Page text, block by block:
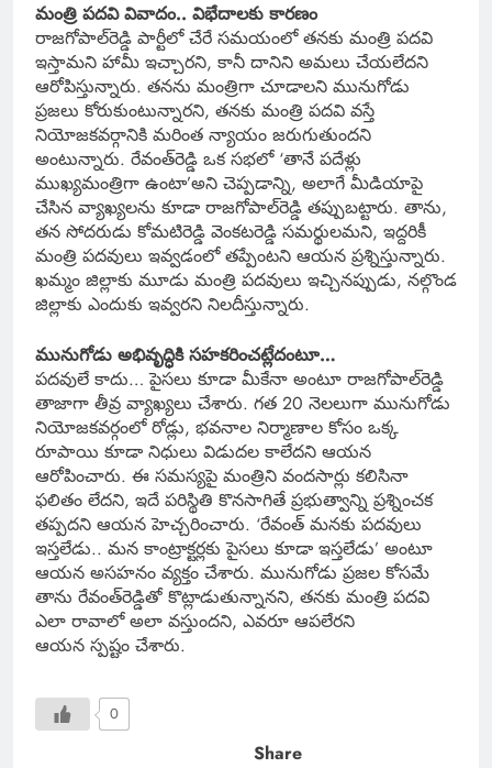
మంత్రి పదవి వివాదం.. విభేదాలకు కారణం
రాజగోపాల్‌రెడ్డి పార్టీలో చేరే సమయంలో తనకు మంత్రి పదవి
ఇస్తామని హామీ ఇచ్చారని, కానీ దానిని అమలు చేయలేదని
ఆరోపిస్తున్నారు. తనను మంత్రిగా చూడాలని మునుగోడు
ప్రజలు కోరుకుంటున్నారని, తనకు మంత్రి పదవి వస్తే
నియోజకవర్గానికి మరింత న్యాయం జరుగుతుందని
అంటున్నారు. రేవంత్‌రెడ్డి ఒక సభలో ‘తానే పదేళ్లు
ముఖ్యమంత్రిగా ఉంటా’అని చెప్పడాన్ని, అలాగే మీడియాపై
చేసిన వ్యాఖ్యలను కూడా రాజగోపాల్‌రెడ్డి తప్పుబట్టారు. తాను,
తన సోదరుడు కోమటిరెడ్డి వెంకటరెడ్డి సమర్థులమని, ఇద్దరికీ
మంత్రి పదవులు ఇవ్వడంలో తప్పేంటని ఆయన ప్రశ్నిస్తున్నారు.
ఖమ్మం జిల్లాకు మూడు మంత్రి పదవులు ఇచ్చినప్పుడు, నల్గొండ
జిల్లాకు ఎందుకు ఇవ్వరని నిలదీస్తున్నారు.
మునుగోడు అభివృద్ధికి సహకరించట్లేదంటూ…
పదవులే కాదు… పైసలు కూడా మీకేనా అంటూ రాజగోపాల్‌రెడ్డి
తాజాగా తీవ్ర వ్యాఖ్యలు చేశారు. గత 20 నెలలుగా మునుగోడు
నియోజకవర్గంలో రోడ్లు, భవనాల నిర్మాణాల కోసం ఒక్క
రూపాయి కూడా నిధులు విడుదల కాలేదని ఆయన
ఆరోపించారు. ఈ సమస్యపై మంత్రిని వందసార్లు కలిసినా
ఫలితం లేదని, ఇదే పరిస్థితి కొనసాగితే ప్రభుత్వాన్ని ప్రశ్నించక
తప్పదని ఆయన హెచ్చరించారు. ‘రేవంత్ మనకు పదవులు
ఇస్తలేడు.. మన కాంట్రాక్టర్లకు పైసలు కూడా ఇస్తలేడు’ అంటూ
ఆయన అసహనం వ్యక్తం చేశారు. మునుగోడు ప్రజల కోసమే
తాను రేవంత్‌రెడ్డితో కొట్లాడుతున్నానని, తనకు మంత్రి పదవి
ఎలా రావాలో అలా వస్తుందని, ఎవరూ ఆపలేరని
ఆయన స్పష్టం చేశారు.
0
Share